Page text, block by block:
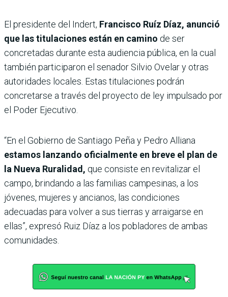
El presidente del Indert, Francisco Ruíz Díaz, anunció
que las titulaciones están en camino de ser
concretadas durante esta audiencia pública, en la cual
también participaron el senador Silvio Ovelar y otras
autoridades locales. Estas titulaciones podrán
concretarse a través del proyecto de ley impulsado por
el Poder Ejecutivo.
“En el Gobierno de Santiago Peña y Pedro Alliana
estamos lanzando oficialmente en breve el plan de
la Nueva Ruralidad, que consiste en revitalizar el
campo, brindando a las familias campesinas, a los
jóvenes, mujeres y ancianos, las condiciones
adecuadas para volver a sus tierras y arraigarse en
ellas”, expresó Ruiz Díaz a los pobladores de ambas
comunidades.